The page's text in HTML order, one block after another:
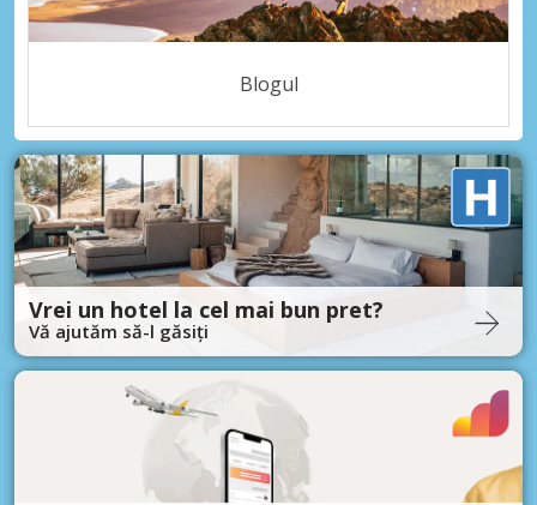
Blogul
Vrei un hotel la cel mai bun pret?
Vă ajutăm să-l găsiți